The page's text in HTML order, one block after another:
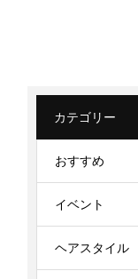
カテゴリー
おすすめ
イベント
ヘアスタイル